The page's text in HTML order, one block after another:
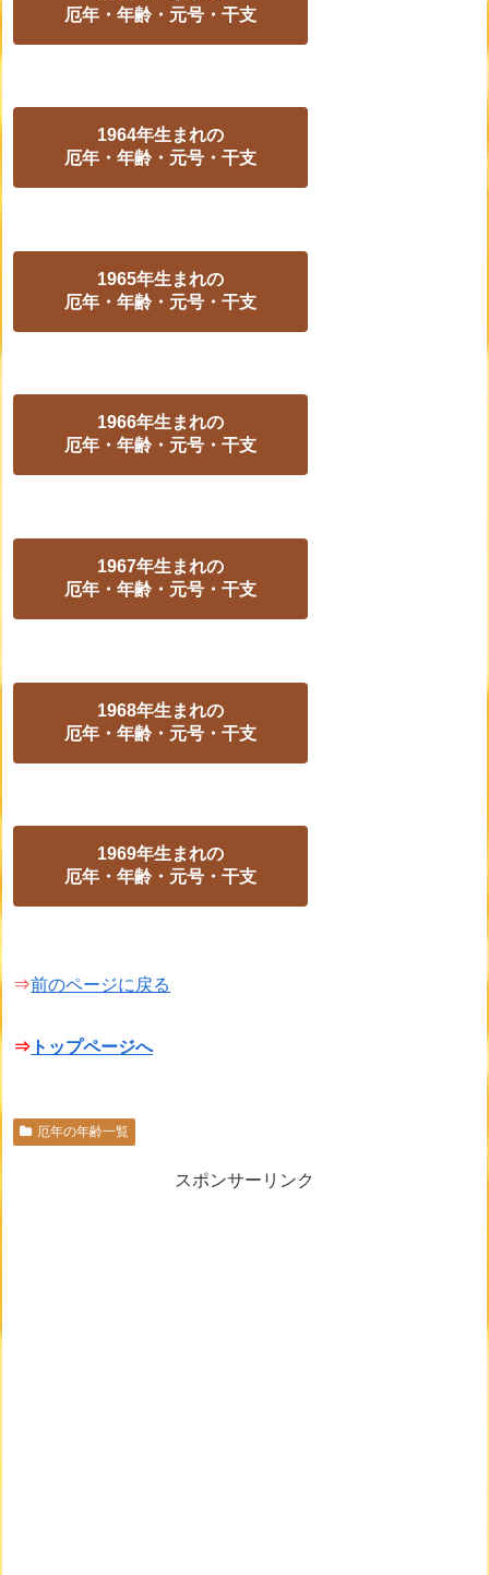
厄年・年齢・元号・干支
1964年生まれの
厄年・年齢・元号・干支
1965年生まれの
厄年・年齢・元号・干支
1966年生まれの
厄年・年齢・元号・干支
1967年生まれの
厄年・年齢・元号・干支
1968年生まれの
厄年・年齢・元号・干支
1969年生まれの
厄年・年齢・元号・干支
⇒前のページに戻る
⇒ トップページへ
厄年の年齢一覧
スポンサーリンク